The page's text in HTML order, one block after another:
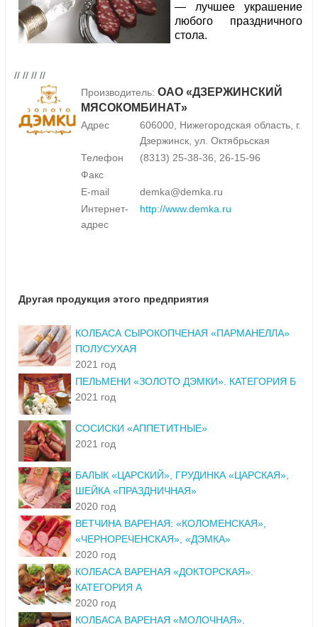
— лучшее украшение
любого праздничного
стола.
// // // //
Производитель: ОАО «ДЗЕРЖИНСКИЙ
МЯСОКОМБИНАТ»
Адрес
606000, Нижегородская область, г.
Дзержинск, ул. Октябрьская
Телефон
(8313) 25-38-36, 26-15-96
Факс
E-mail
demka@demka.ru
Интернет-
адрес
http://www.demka.ru
Другая продукция этого предприятия
КОЛБАСА СЫРОКОПЧЕНАЯ «ПАРМАНЕЛЛА»
ПОЛУСУХАЯ
2021 год
ПЕЛЬМЕНИ «ЗОЛОТО ДЭМКИ». КАТЕГОРИЯ Б
2021 год
СОСИСКИ «АППЕТИТНЫЕ»
2021 год
БАЛЫК «ЦАРСКИЙ», ГРУДИНКА «ЦАРСКАЯ»,
ШЕЙКА «ПРАЗДНИЧНАЯ»
2020 год
ВЕТЧИНА ВАРЕНАЯ: «КОЛОМЕНСКАЯ»,
«ЧЕРНОРЕЧЕНСКАЯ», «ДЭМКА»
2020 год
КОЛБАСА ВАРЕНАЯ «ДОКТОРСКАЯ».
КАТЕГОРИЯ А
2020 год
КОЛБАСА ВАРЕНАЯ «МОЛОЧНАЯ».